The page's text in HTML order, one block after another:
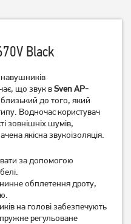
Навушники Avantis A307
White
199грн
Black
що звук вSven AP-
до того, який
Водночас користувач
зовнішніх шумів,
якісна звукоізоляція.
за допомогою
обплетення дроту,
на голові забезпечують
регульоване